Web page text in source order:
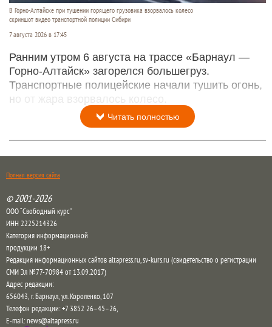
В Горно-Алтайске при тушении горящего грузовика взорвалось колесо
скриншот видео транспортной полиции Сибири
7 августа 2026 в 17:45
Ранним утром 6 августа на трассе «Барнаул —
Горно-Алтайск» загорелся большегруз.
Транспортные полицейские начали тушить огонь,
но от жара взорвалось колесо.
Читать полностью
Полная версия сайта
© 2001-2026
ООО “Свободный курс”
ИНН 2225214326
Категория информационной
продукции 18+
Редакция информационных сайтов altapress.ru, sv-kurs.ru (свидетельство о регистрации
СМИ Эл №77-70984 от 13.09.2017)
Адрес редакции:
656043,г. Барнаул,ул. Короленко, 107
Телефон редакции:+7 3852 26–45–26,
E-mail:news@altapress.ru